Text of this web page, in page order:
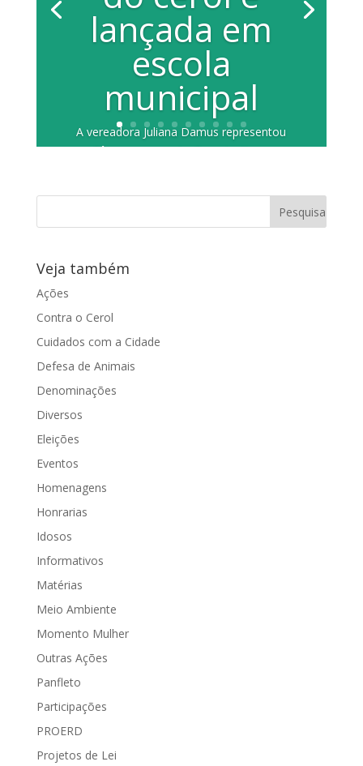
lançada em
escola
municipal
A vereadora Juliana Damus representou
a Câmara no evento Conscientizar os
Veja também
Ações
Contra o Cerol
Cuidados com a Cidade
Defesa de Animais
Denominações
Diversos
Eleições
Eventos
Homenagens
Honrarias
Idosos
Informativos
Matérias
Meio Ambiente
Momento Mulher
Outras Ações
Panfleto
Participações
PROERD
Projetos de Lei